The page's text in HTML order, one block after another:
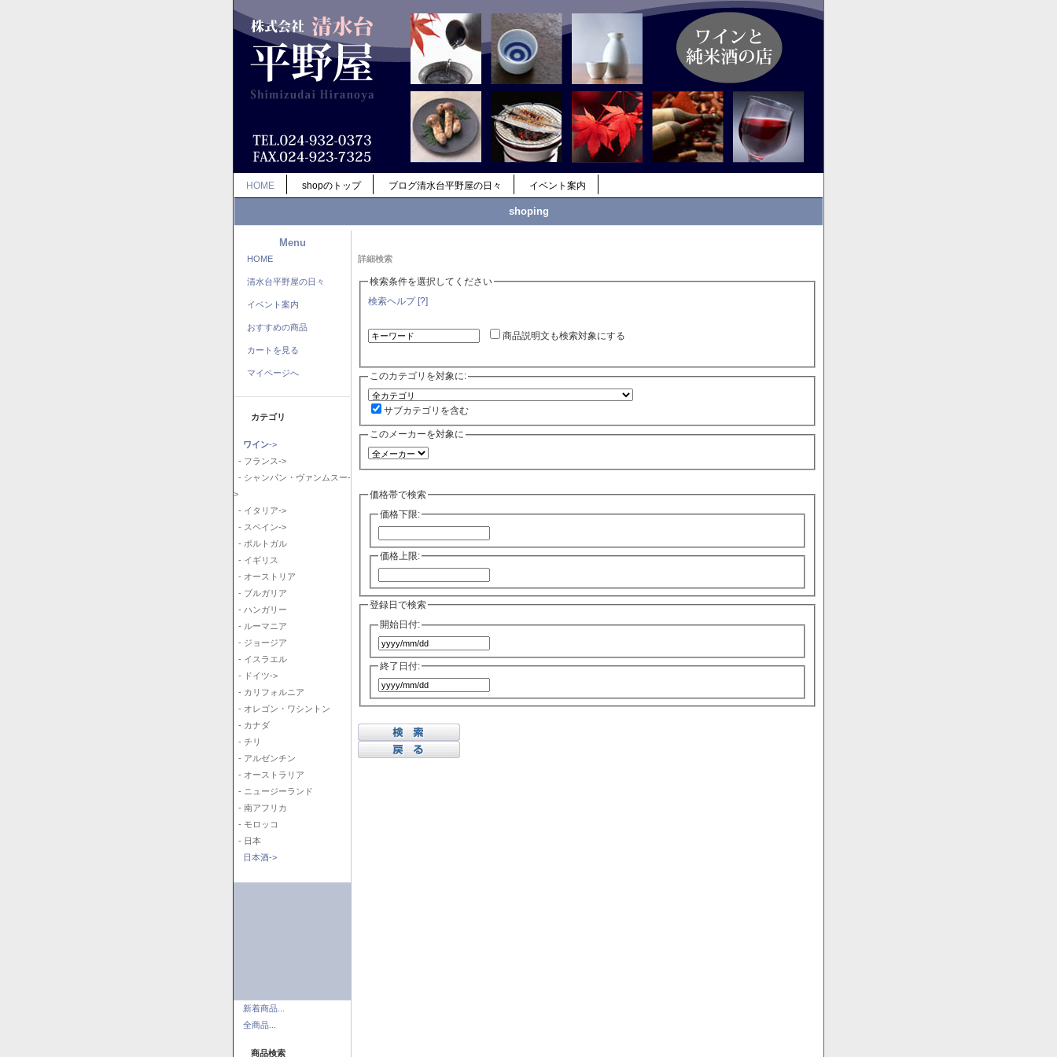
HOME shopのトップ ブログ清水台平野屋の日々 イベント案内
shoping
Menu
HOME
清水台平野屋の日々
イベント案内
おすすめの商品
カートを見る
マイページへ
カテゴリ
ワイン->
- フランス->
- シャンパン・ヴァンムスー-
>
- イタリア->
- スペイン->
- ポルトガル
- イギリス
- オーストリア
- ブルガリア
- ハンガリー
- ルーマニア
- ジョージア
- イスラエル
- ドイツ->
- カリフォルニア
- オレゴン・ワシントン
- カナダ
- チリ
- アルゼンチン
- オーストラリア
- ニュージーランド
- 南アフリカ
- モロッコ
- 日本
日本酒->
新着商品...
全商品...
商品検索
詳細検索
検索条件を選択してください
検索ヘルプ [?]
商品説明文も検索対象にする
このカテゴリを対象に:
サブカテゴリを含む
このメーカーを対象に
価格帯で検索
価格下限:
価格上限:
登録日で検索
開始日付:
終了日付: